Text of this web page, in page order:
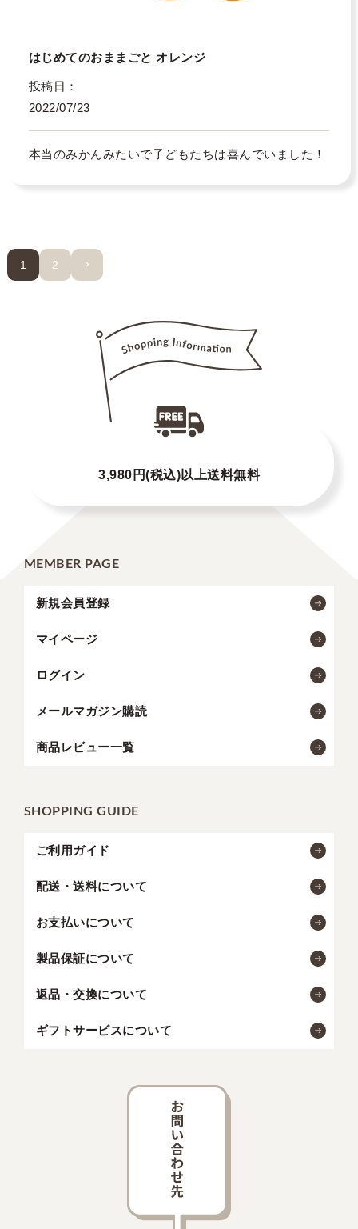
はじめてのおままごと オレンジ
投稿日
2022/07/23
本当のみかんみたいで子どもたちは喜んでいました！
1 2
3,980円(税込)以上送料無料
MEMBER PAGE
新規会員登録
マイページ
ログイン
メールマガジン購読
商品レビュー一覧
SHOPPING GUIDE
ご利用ガイド
配送・送料について
お支払いについて
製品保証について
返品・交換について
ギフトサービスについて